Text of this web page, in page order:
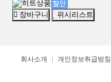
장바구니 위시리스트
회사소개 개인정보취급방침